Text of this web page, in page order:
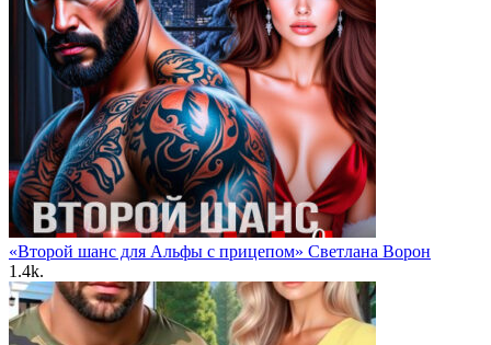
«Второй шанс для Альфы с прицепом» Светлана Ворон
1.4k.